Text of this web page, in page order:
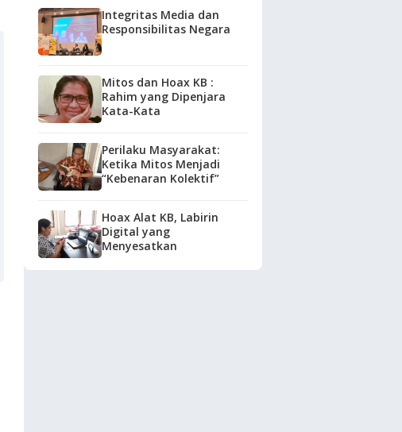
Integritas Media dan
Responsibilitas Negara
Mitos dan Hoax KB :
Rahim yang Dipenjara
Kata-Kata
Perilaku Masyarakat:
Ketika Mitos Menjadi
“Kebenaran Kolektif”
Hoax Alat KB, Labirin
Digital yang
Menyesatkan